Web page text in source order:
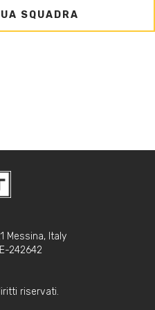
SQUADRA
Messina, Italy
242642
riservati.